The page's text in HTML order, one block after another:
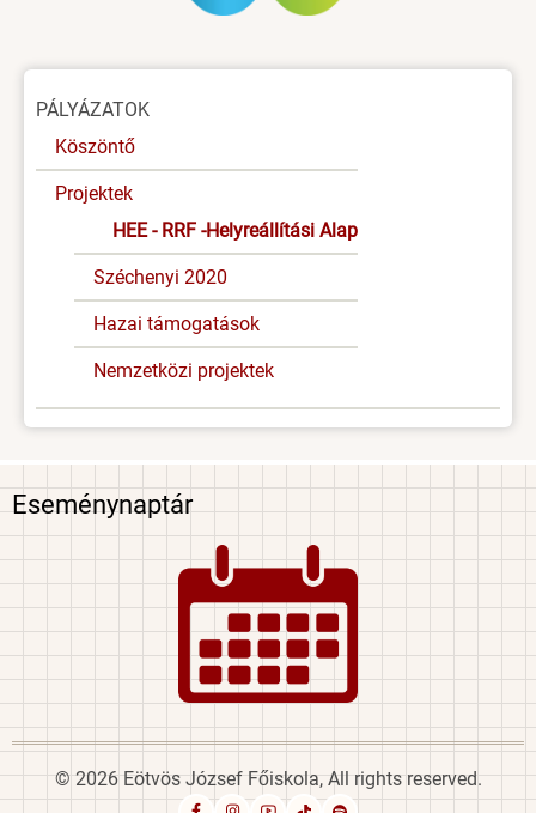
Oldal
PÁLYÁZATOK
Köszöntő
Projektek
HEE - RRF -Helyreállítási Alap
Széchenyi 2020
Hazai támogatások
Nemzetközi projektek
Eseménynaptár
Image
© 2026 Eötvös József Főiskola, All rights reserved.